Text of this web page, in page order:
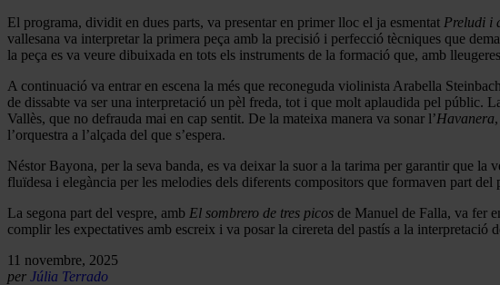
El programa, dividit en dues parts, va presentar en primer lloc el ja esmentat Preludi i
vallesana va interpretar la primera peça amb la precisió i perfecció tècniques que
la peça es va veure dibuixada en tots els instruments de la formació que, amb
A continuació va entrar en escena la més que reconeguda violinista Arabella
de dissabte va ser una interpretació un pèl freda, tot i que molt aplaudida pel públic.
Vallès, que no defrauda mai en cap sentit. De la mateixa manera va sonar l’Havanera,
l’orquestra a l’alçada del que s’espera.
Néstor Bayona, per la seva banda, es va deixar la suor a la tarima per garantir que
fluïdesa i elegància per les melodies dels diferents compositors que formaven part del
La segona part del vespre, amb El sombrero de tres picos de Manuel de Falla, va fer
complir les expectatives amb escreix i va posar la cirereta del pastís a la
11 novembre, 2025
per Júlia Terrado